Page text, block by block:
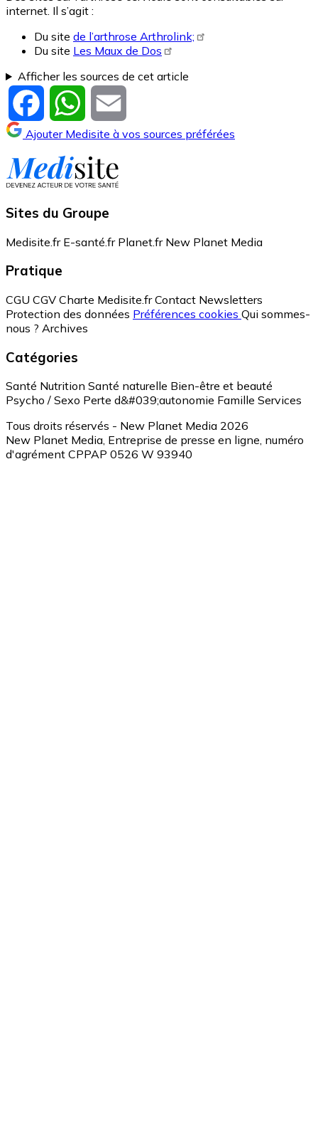
internet. Il s’agit :
Du site de l’arthrose Arthrolink;
Du site Les Maux de Dos
Afficher les sources de cet article
Facebook WhatsApp
Ajouter Medisite à vos sources préférées
Sites du Groupe
Medisite.fr E-santé.fr Planet.fr New Planet Media
Pratique
CGU CGV Charte Medisite.fr Contact Newsletters
Protection des données Préférences cookies Qui sommes-
nous ? Archives
Catégories
Santé Nutrition Santé naturelle Bien-être et beauté
Psycho / Sexo Perte d&#039;autonomie Famille Services
Tous droits réservés - New Planet Media 2026
New Planet Media, Entreprise de presse en ligne, numéro
d'agrément CPPAP 0526 W 93940